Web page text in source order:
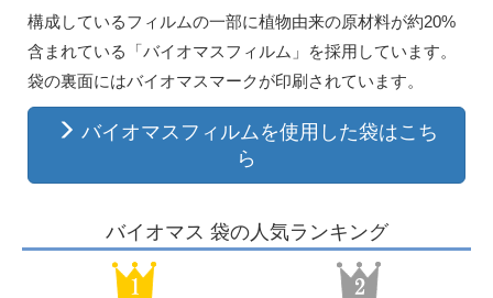
構成しているフィルムの一部に植物由来の原材料が約20%
含まれている「バイオマスフィルム」を採用しています。
袋の裏面にはバイオマスマークが印刷されています。
バイオマスフィルムを使用した袋はこち
ら
バイオマス 袋の人気ランキング